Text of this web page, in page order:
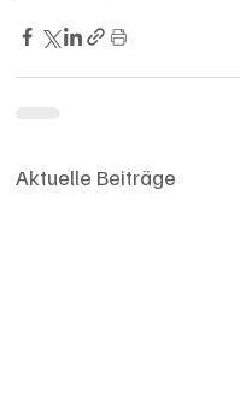
Aktuelle Beiträge